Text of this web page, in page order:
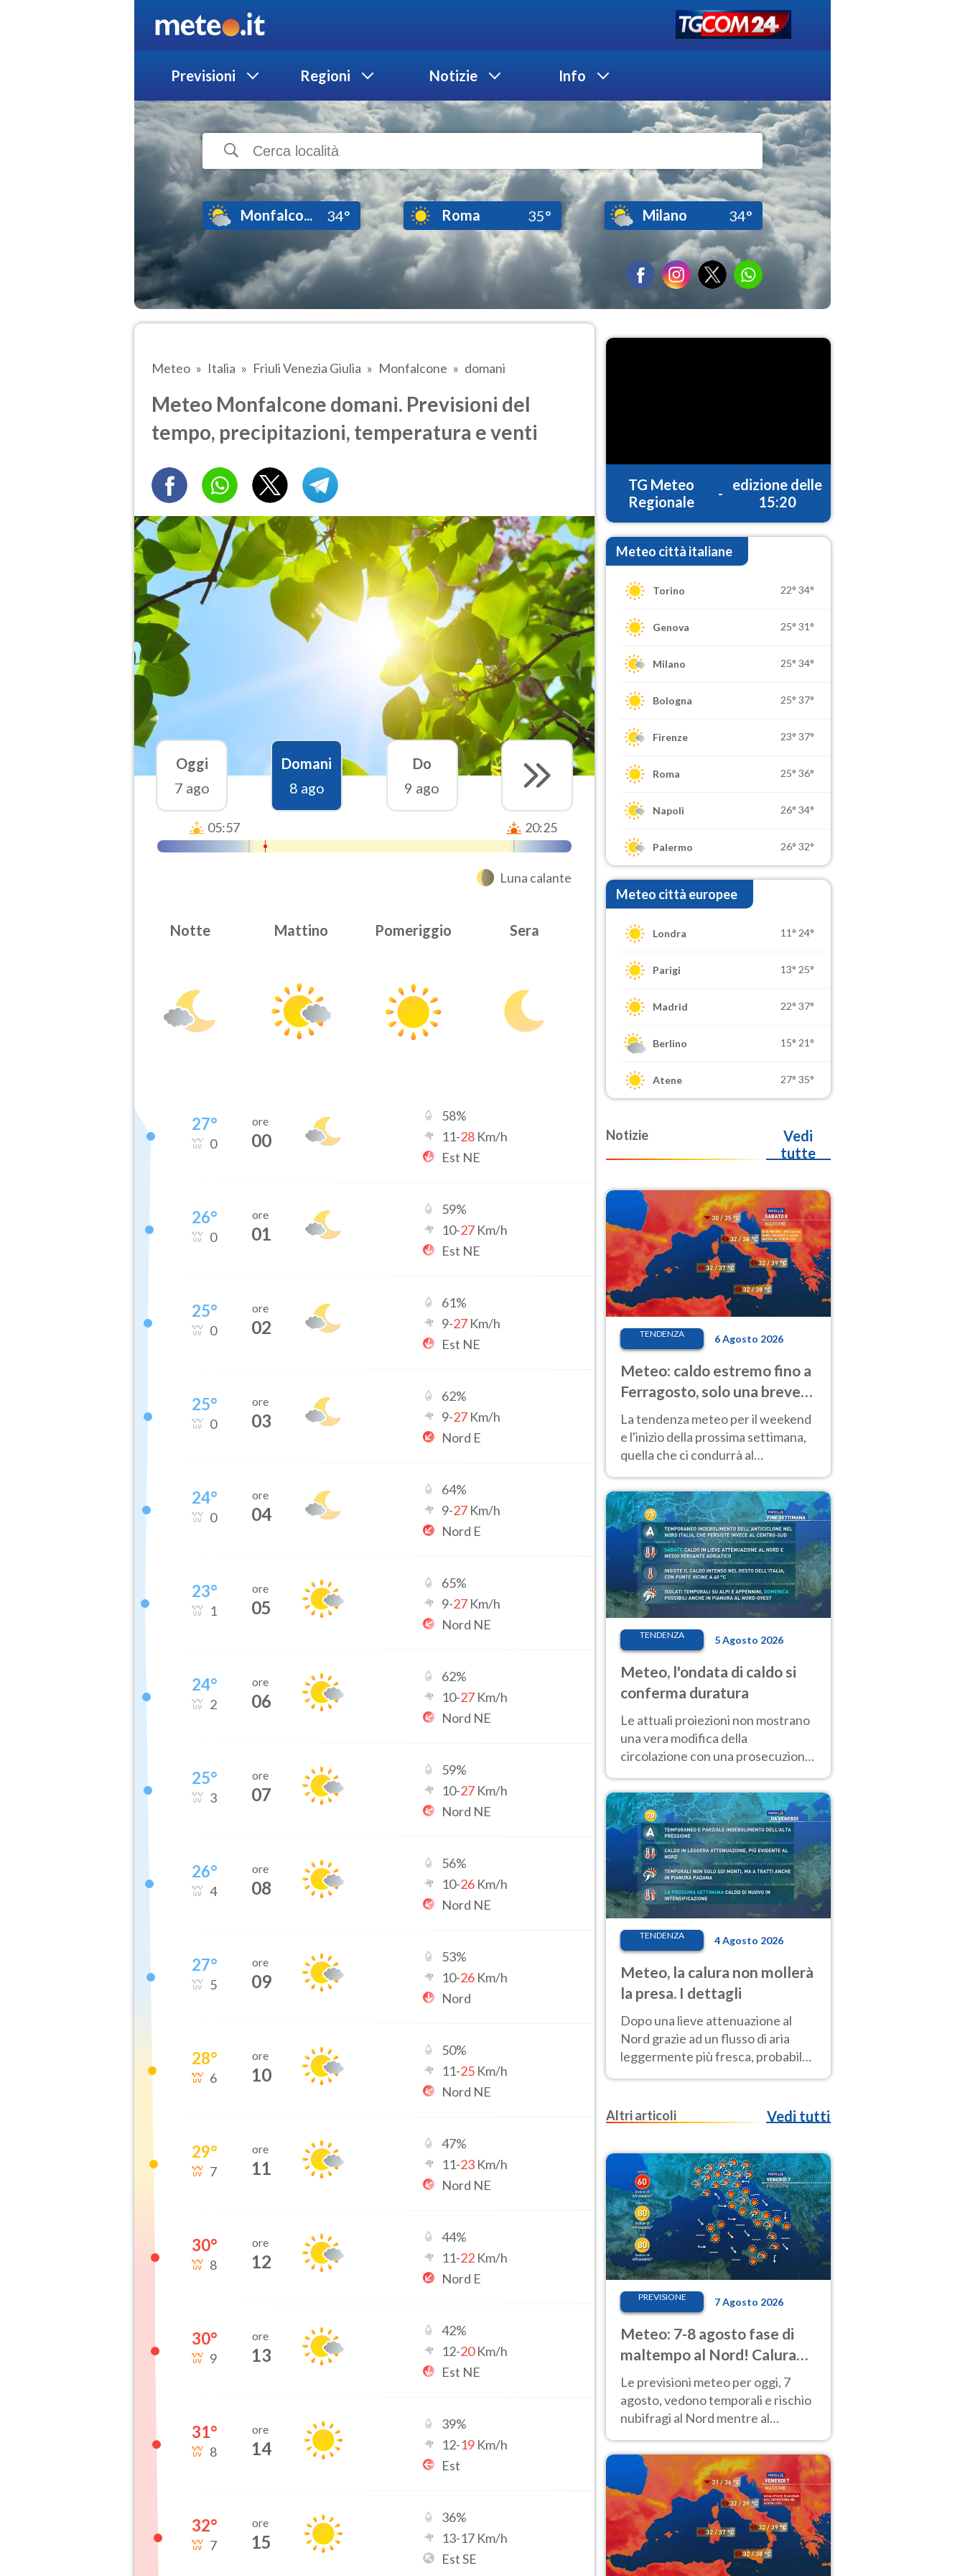
Previsioni Regioni Notizie Info
Monfalco... 34° Roma 35° Milano 34°
Meteo Italia Friuli Venezia Giulia Monfalcone domani
Meteo Monfalcone domani. Previsioni del
tempo, precipitazioni, temperatura e venti
Oggi
7 ago
Domani
8 ago
Do
9 ago
05:57 20:25
Luna calante
Notte Mattino Pomeriggio Sera
27°
0
ore
00
58%
11-28 Km/h
Est NE
26°
0
ore
01
59%
10-27 Km/h
Est NE
25°
0
ore
02
61%
9-27 Km/h
Est NE
25°
0
ore
03
62%
9-27 Km/h
Nord E
24°
0
ore
04
64%
9-27 Km/h
Nord E
23°
1
ore
05
65%
9-27 Km/h
Nord NE
24°
2
ore
06
62%
10-27 Km/h
Nord NE
25°
3
ore
07
59%
10-27 Km/h
Nord NE
26°
4
ore
08
56%
10-26 Km/h
Nord NE
27°
5
ore
09
53%
10-26 Km/h
Nord
28°
6
ore
10
50%
11-25 Km/h
Nord NE
29°
7
ore
11
47%
11-23 Km/h
Nord NE
30°
8
ore
12
44%
11-22 Km/h
Nord E
30°
9
ore
13
42%
12-20Km/h
Est NE
31°
8
ore
14
39%
12-19 Km/h
Est
32°
7
ore
15
36%
13-17 Km/h
Est SE
TG Meteo
Regionale
-
edizione delle
15:20
Meteo città italiane
Torino 22° 34°
Genova 25° 31°
Milano 25° 34°
Bologna 25° 37°
Firenze 23° 37°
Roma 25° 36°
Napoli 26° 34°
Palermo 26° 32°
Meteo città europee
Londra 11° 24°
Parigi 13° 25°
Madrid 22° 37°
Berlino 15° 21°
Atene 27° 35°
Notizie
Vedi
tutte
TENDENZA 6 Agosto 2026
Meteo: caldo estremo fino a
Ferragosto, solo una breve
pausa. Ecco dove
La tendenza meteo per il weekend
e l'inizio della prossima settimana,
quella che ci condurrà al
temperature molto elevate
TENDENZA 5 Agosto 2026
Meteo, l'ondata di caldo si
conferma duratura
Le attuali proiezioni non mostrano
una vera modifica della
circolazione con una prosecuzione
giorni, compresa la settimana di
Ferragosto
TENDENZA 4 Agosto 2026
Meteo, la calura non mollerà
la presa. I dettagli
Dopo una lieve attenuazione al
Nord grazie ad un flusso di aria
leggermente più fresca, probabile
nuovo rinforzo dell’anticiclone
Altri articoli
Vedi tutti
PREVISIONE 7 Agosto 2026
Meteo: 7-8 agosto fase di
maltempo al Nord! Calura
fino a Ferragosto
Le previsioni meteo per oggi, 7
agosto, vedono temporali e rischio
nubifragi al Nord mentre al
molto intenso.